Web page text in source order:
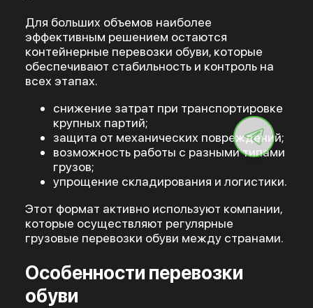
Для больших объемов наиболее
эффективным решением остаются
контейнерные перевозки обуви, которые
обеспечивают стабильность и контроль на
всех этапах.
снижение затрат при транспортировке
крупных партий;
защита от механических повреждений;
возможность работы с разными типами
грузов;
упрощение складирования и логистики.
Этот формат активно используют компании,
которые осуществляют регулярные
грузовые перевозки обуви между странами.
Особенности перевозки
обуви